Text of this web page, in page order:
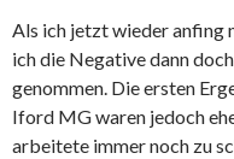
Als ich jetzt wieder anfing
ich die Negative dann
genommen. Die ersten
Iford MG waren jedoch
arbeitete immer noch zu